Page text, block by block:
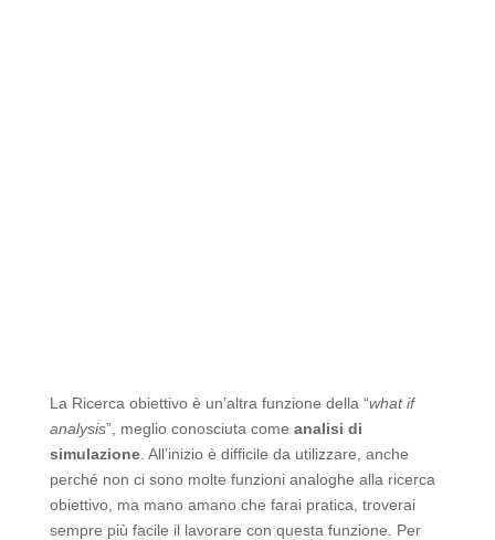
La Ricerca obiettivo è un’altra funzione della “what if
analysis”, meglio conosciuta come analisi di
simulazione. All’inizio è difficile da utilizzare, anche
perché non ci sono molte funzioni analoghe alla ricerca
obiettivo, ma mano amano che farai pratica, troverai
sempre più facile il lavorare con questa funzione. Per